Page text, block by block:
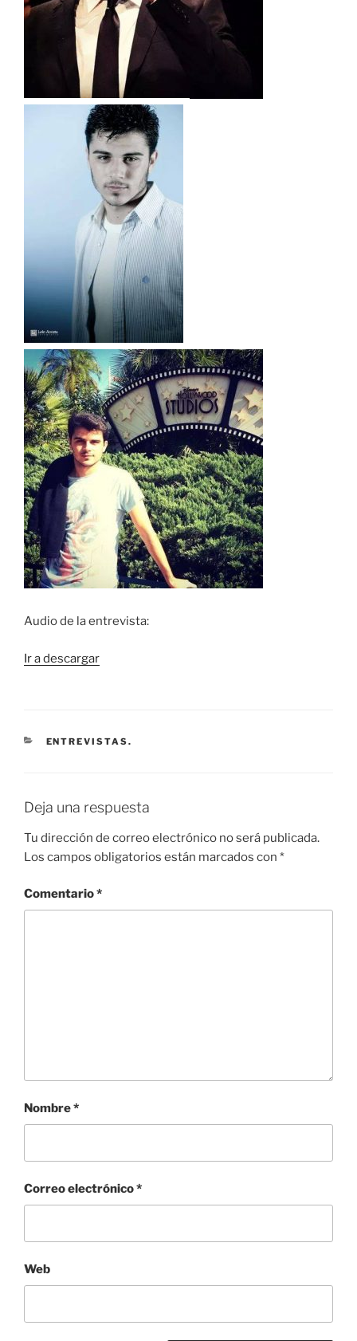
Audio de la entrevista:
Ir a descargar
CATEGORÍAS
ENTREVISTAS.
Deja una respuesta
Tu dirección de correo electrónico no será publicada.
Los campos obligatorios están marcados con *
Comentario*
Nombre*
Correo electrónico*
Web